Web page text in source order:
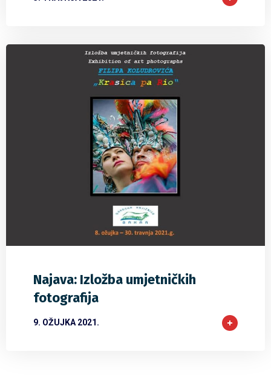
0 0 0
Najava: Izložba umjetničkih
fotografija
9. OŽUJKA 2021.